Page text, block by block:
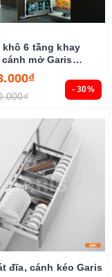
- 30%
khô 6 tầng khay
mở Garis
đĩa, cánh kéo Garis